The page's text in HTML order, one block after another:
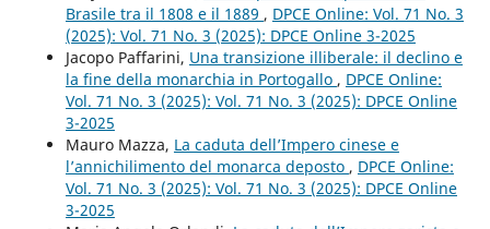
Brasile tra il 1808 e il 1889 , DPCE Online: Vol. 71 No. 3
(2025): Vol. 71 No. 3 (2025): DPCE Online 3-2025
Jacopo Paffarini, Una transizione illiberale: il declino e
la fine della monarchia in Portogallo , DPCE Online:
Vol. 71 No. 3 (2025): Vol. 71 No. 3 (2025): DPCE Online
3-2025
Mauro Mazza, La caduta dell’Impero cinese e
l’annichilimento del monarca deposto , DPCE Online:
Vol. 71 No. 3 (2025): Vol. 71 No. 3 (2025): DPCE Online
3-2025